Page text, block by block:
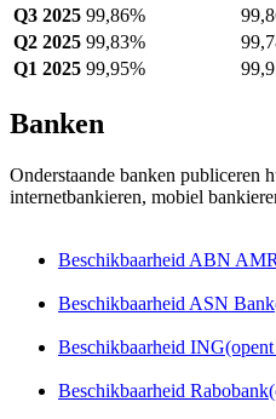
Q3 2025 99,86%
Q2 2025 99,83%
Q1 2025 99,95%
Banken
Onderstaande banken publiceren
internetbankieren, mobiel
Beschikbaarheid ABN
Beschikbaarheid ASN Bank
Beschikbaarheid ING
Beschikbaarheid Rabobank